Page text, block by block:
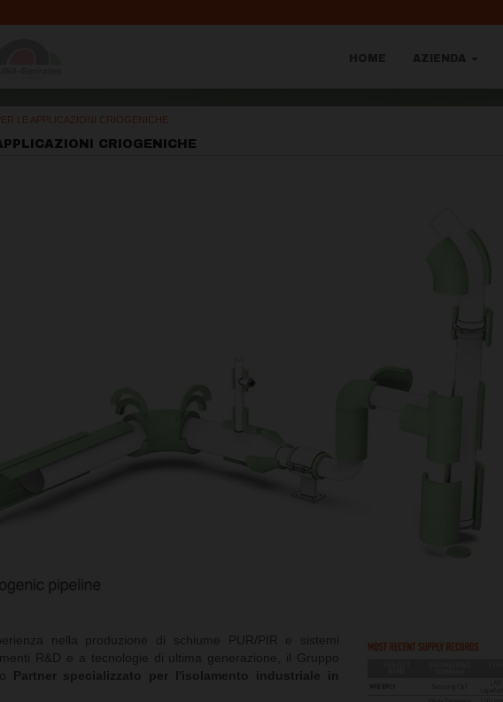
LE APPLICAZIONI CRIOGENICHE
CRIOGENICHE
nella produzione di schiume PUR/PIR e sistemi
R&D e a tecnologie di ultima generazione, il Gruppo
Partner specializzato per l'isolamento industriale in